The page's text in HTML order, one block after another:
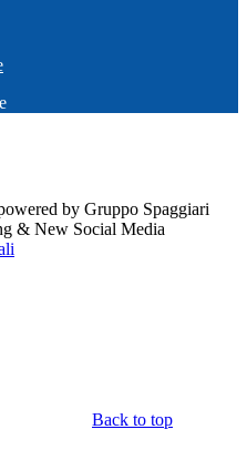
by Gruppo Spaggiari
& New Social Media
Back to top